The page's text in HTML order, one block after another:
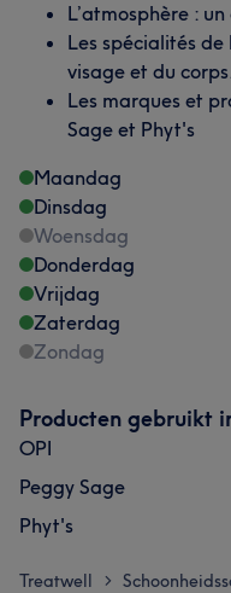
L’atmosphère :
Les spécialités de
visage et du
Les marques et
Sage et Phyt's
Maandag
Dinsdag
Woensdag
Donderdag
Vrijdag
Zaterdag
Zondag
Producten gebruikt
OPI
Peggy Sage
Phyt's
Treatwell >